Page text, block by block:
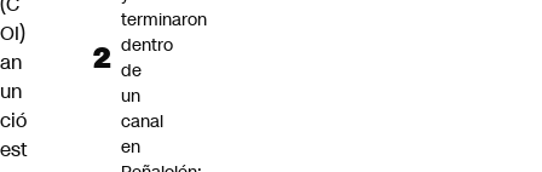
OI)
an
un
ció
est
terminaron
dentro
de
un
canal
en